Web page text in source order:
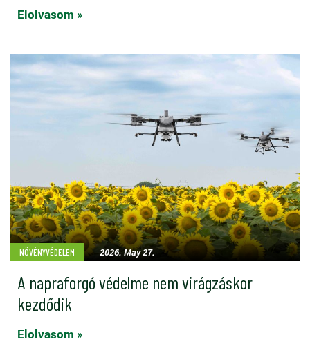
Elolvasom »
NÖVÉNYVÉDELEM 2026. May 27.
A napraforgó védelme nem virágzáskor
kezdődik
Elolvasom »